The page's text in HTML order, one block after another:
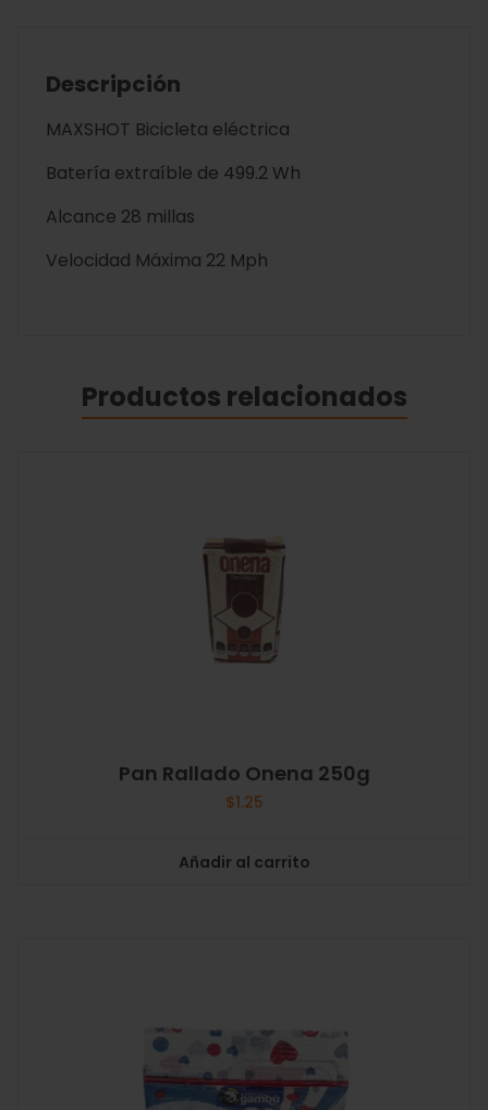
Descripción
MAXSHOT Bicicleta eléctrica
Batería extraíble de 499.2 Wh
Alcance 28 millas
Velocidad Máxima 22 Mph
Productos relacionados
Pan Rallado Onena 250g
$1.25
Añadir al carrito